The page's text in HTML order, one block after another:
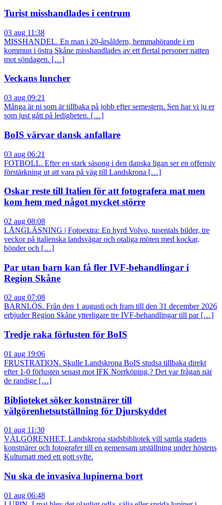
Turist misshandlades i centrum
03 aug 11:38
MISSHANDEL. En man i 20-årsåldern, hemmahörande i en
kommun i östra Skåne misshandlades av ett flertal personer natten
mot söndagen. […]
Veckans luncher
03 aug 09:21
Många är ni som är tillbaka på jobb efter semestern. Sen har vi ju er
som just gått på ledigheten. […]
BoIS värvar dansk anfallare
03 aug 06:21
FOTBOLL. Efter en stark säsong i den danska ligan ser en offensiv
förstärkning ut att vara på väg till Landskrona […]
Oskar reste till Italien för att fotografera mat men
kom hem med något mycket större
02 aug 08:08
LÅNGLÄSNING | Fotoextra: En hyrd Volvo, tusentals bilder, tre
veckor på italienska landsvägar och otaliga möten med kockar,
bönder och […]
Par utan barn kan få fler IVF-behandlingar i
Region Skåne
02 aug 07:08
BARNLÖS. Från den 1 augusti och fram till den 31 december 2026
erbjuder Region Skåne ytterligare tre IVF-behandlingar till par […]
Tredje raka förlusten för BoIS
01 aug 19:06
FRUSTRATION. Skulle Landskrona BoIS studsa tillbaka direkt
efter 1-0 förlusten senast mot IFK Norrköping.? Det var frågan när
de randige […]
Biblioteket söker konstnärer till
välgörenhetsutställning för Djurskyddet
01 aug 11:30
VÄLGÖRENHET. Landskrona stadsbibliotek vill samla stadens
konstnärer och fotografer till en gemensam utställning under höstens
Kulturnatt med ett gott syfte.
Nu ska de invasiva lupinerna bort
01 aug 06:48